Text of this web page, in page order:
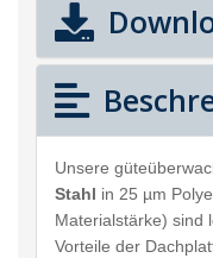
Unsere
Stahl in 25 µm
Materialstärke) sind
Vorteile der